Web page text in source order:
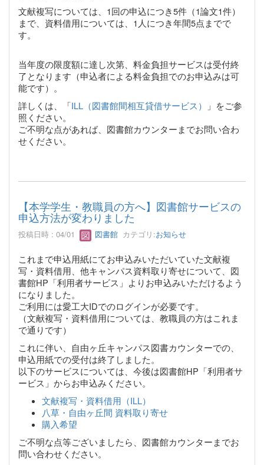
文献複写については、1回の申込につき5件（1論文1件）
まで、資料借用については、1人につき年間5点までで
す。
当年度の限度額に達し次第、料金負担サービスは受付終
了となります（申込者による料金負担でのお申込みは可
能です）。
詳しくは、「ILL（図書館間相互貸借サービス）
」をご参
照ください。
ご不明な点があれば、図書館カウンターまでお問い合わ
せください。
【本学学生・教職員の方へ】図書館サービスの
申込方法が変わりました
投稿日時 : 04/01 図書館 カテゴリ:お知らせ
これまで申込用紙にてお申込みいただいていた文献複
写・資料借用、他キャンパス資料取り寄せについて、図
書館HP「利用者サービス」よりお申込みいただけるよう
になりました。
ご利用には愛工大IDでのログインが必要です。
（文献複写・資料借用については、教職員の方はこれま
で通りです）
これに伴い、自由ヶ丘キャンパス図書カウンターでの、
申込用紙での受付は終了しました。
以下のサービスについては、今後は図書館HP「利用者サ
ービス」からお申込みください。
文献複写・資料借用（ILL）
八草・自由ヶ丘間 資料取り寄せ
購入希望
ご不明な点等ございましたら、図書館カウンターまでお
問い合わせください。